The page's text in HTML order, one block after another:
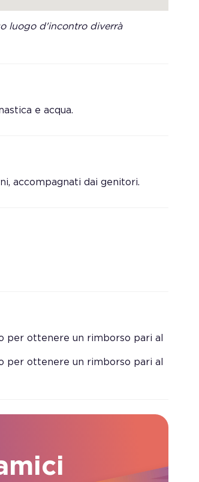
luogo d'incontro diverrà
e acqua.
accompagnati dai genitori.
per ottenere un rimborso pari al
per ottenere un rimborso pari al